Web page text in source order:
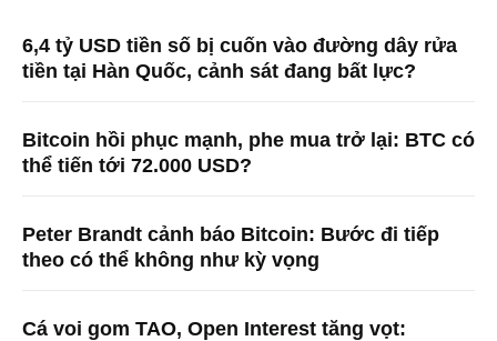
6,4 tỷ USD tiền số bị cuốn vào đường dây rửa
tiền tại Hàn Quốc, cảnh sát đang bất lực?
Bitcoin hồi phục mạnh, phe mua trở lại: BTC có
thể tiến tới 72.000 USD?
Peter Brandt cảnh báo Bitcoin: Bước đi tiếp
theo có thể không như kỳ vọng
Cá voi gom TAO, Open Interest tăng vọt: